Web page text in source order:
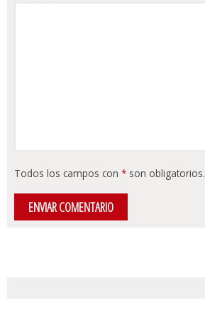
Todos los campos con * son obligatorios.